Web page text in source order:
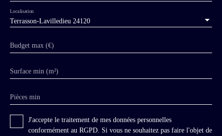
Terrasson-Lavilledieu 24120
Localisation
Budget max (€)
Surface min (m²)
Pièces min
J'accepte le traitement de mes données personnelles
conformément au RGPD. Si vous ne souhaitez pas faire l'objet de